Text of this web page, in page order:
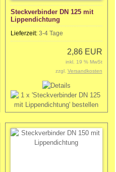
Steckverbinder DN 125 mit
Lippendichtung
Lieferzeit:3-4 Tage
2,86 EUR
inkl. 19 % MwSt
zzgl. Versandkosten